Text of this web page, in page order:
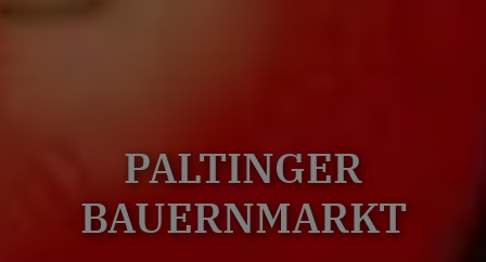
PALTINGER
BAUERNMARKT